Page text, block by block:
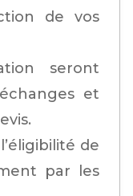
de vos
seront
et
de
par les